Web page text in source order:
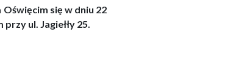
się w dniu 22
przy ul. Jagiełły 25